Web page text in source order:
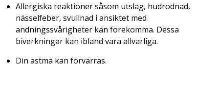
Allergiska reaktioner såsom utslag, hudrodnad,
nässelfeber, svullnad i ansiktet med
andningssvårigheter kan förekomma. Dessa
biverkningar kan ibland vara allvarliga.
Din astma kan förvärras.